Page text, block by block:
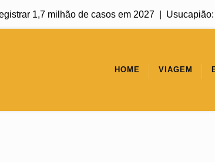
1,7 milhão de casos em 2027 |Usucapião:
HOME VIAGEM